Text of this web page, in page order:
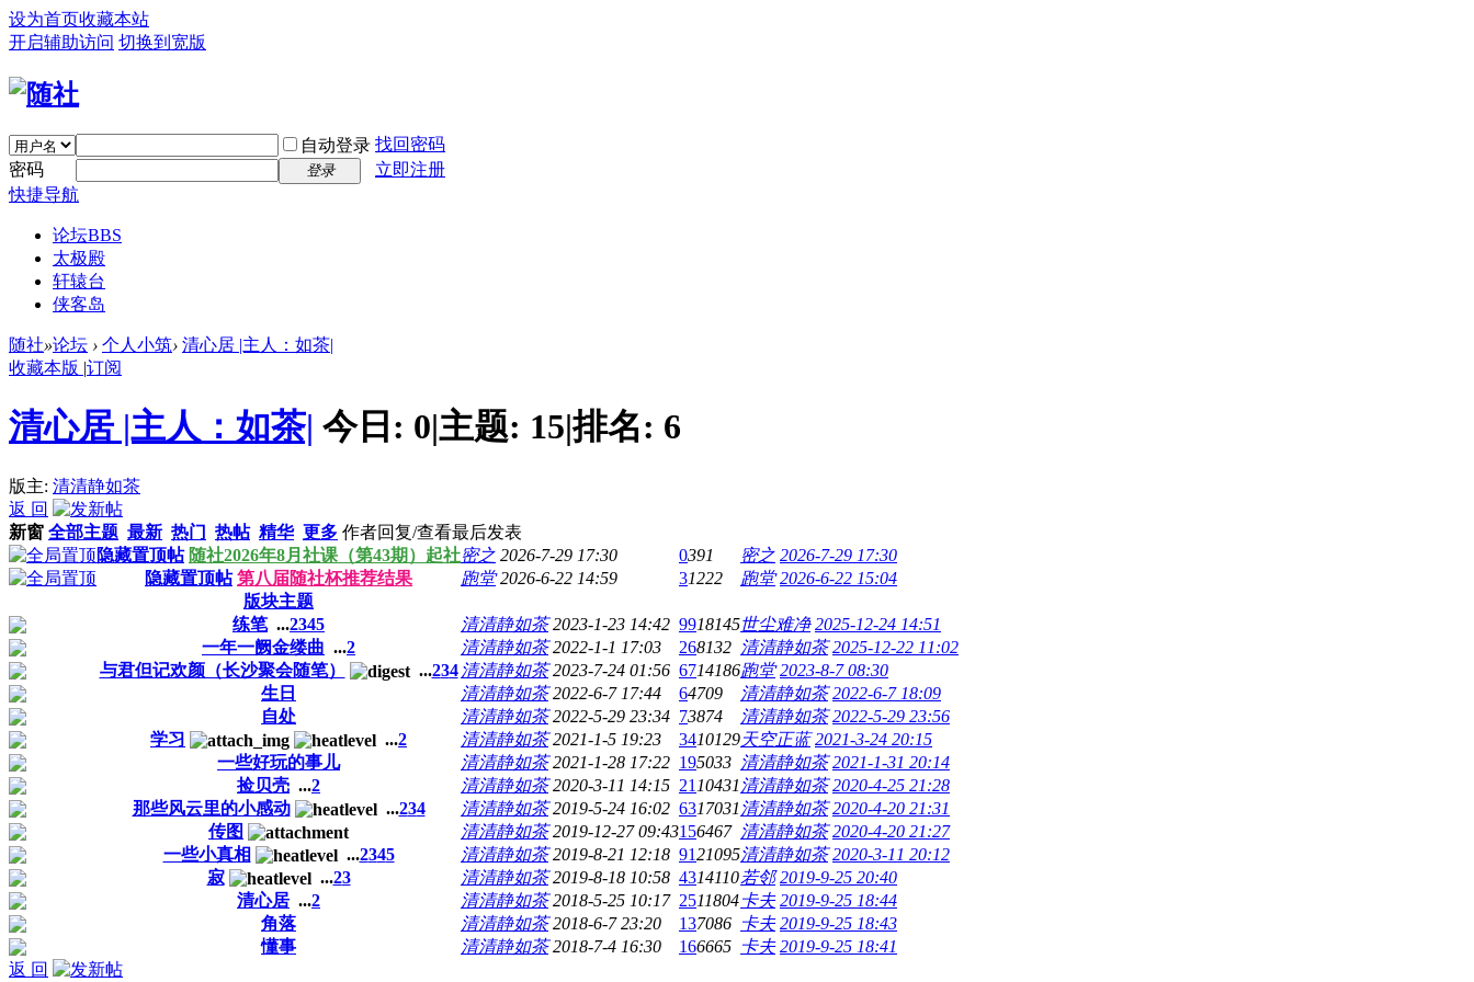
设为首页收藏本站
开启辅助访问 切换到宽版
自动登录 找回密码
密码
登录
立即注册
快捷导航
论坛BBS
太极殿
轩辕台
侠客岛
随社»论坛 › 个人小筑› 清心居 |主人：如茶|
收藏本版 |订阅
清心居 |主人：如茶| 今日: 0|主题: 15|排名: 6
版主: 清清静如茶
返 回
新窗 全部主题 最新 热门 热帖 精华 更多 作者回复/查看最后发表
隐藏置顶帖 随社2026年8月社课（第43期）起社密之 2026-7-29 17:30 0391 密之 2026-7-29 17:30
隐藏置顶帖 第八届随社杯推荐结果 跑堂 2026-6-22 14:59 31222 跑堂 2026-6-22 15:04
版块主题
练笔 ...2345 清清静如茶 2023-1-23 14:42 9918145世尘难净 2025-12-24 14:51
一年一阙金缕曲 ...2 清清静如茶 2022-1-1 17:03 268132 清清静如茶 2025-12-22 11:02
与君但记欢颜（长沙聚会随笔）
...234 清清静如茶 2023-7-24 01:56 6714186跑堂 2023-8-7 08:30
生日
清清静如茶 2022-6-7 17:44 64709 清清静如茶 2022-6-7 18:09
自处
清清静如茶 2022-5-29 23:34 73874 清清静如茶 2022-5-29 23:56
学习
...2 清清静如茶 2021-1-5 19:23 3410129天空正蓝 2021-3-24 20:15
一些好玩的事儿
清清静如茶 2021-1-28 17:22 195033 清清静如茶 2021-1-31 20:14
捡贝壳 ...2 清清静如茶 2020-3-11 14:15 21 10431 清清静如茶 2020-4-25 21:28
那些风云里的小感动
...234 清清静如茶 2019-5-24 16:02 6317031 清清静如茶 2020-4-20 21:31
传图
清清静如茶 2019-12-27 09:43156467 清清静如茶 2020-4-20 21:27
一些小真相
...2345 清清静如茶 2019-8-21 12:18 9121095清清静如茶 2020-3-11 20:12
寂
...23 清清静如茶 2019-8-18 10:58 4314110若邻 2019-9-25 20:40
清心居 ...2 清清静如茶 2018-5-25 10:17 2511804卡夫 2019-9-25 18:44
角落
清清静如茶 2018-6-7 23:20 137086 卡夫 2019-9-25 18:43
懂事
清清静如茶 2018-7-4 16:30 166665 卡夫 2019-9-25 18:41
返 回